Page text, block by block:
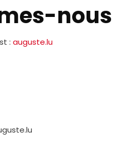
nous
: auguste.lu